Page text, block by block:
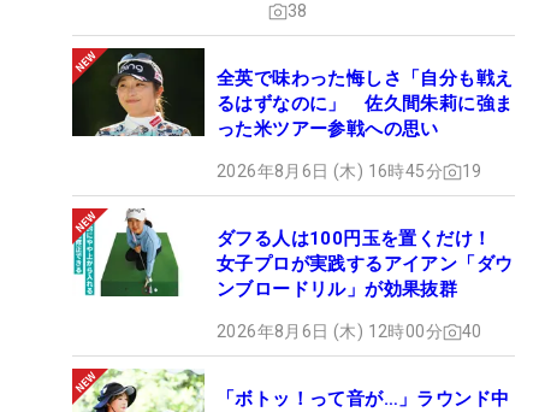
38
全英で味わった悔しさ「自分も戦え
るはずなのに」 佐久間朱莉に強ま
った米ツアー参戦への思い
2026年8月6日 (木) 16時45分 19
ダフる人は100円玉を置くだけ！
女子プロが実践するアイアン「ダウ
ンブロードリル」が効果抜群
2026年8月6日 (木) 12時00分 40
「ボトッ！って音が…」ラウンド中